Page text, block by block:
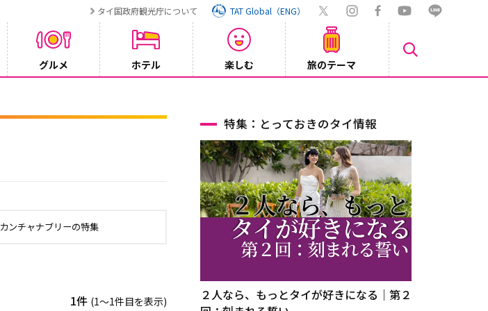
タイ国政府観光庁について TAT Global（ENG）
グルメ ホテル 楽しむ 旅のテーマ
カンチャナブリーの特集
1件 (1〜1件目を表示)
特集：とっておきのタイ情報
２人なら、もっとタイが好きになる｜第２